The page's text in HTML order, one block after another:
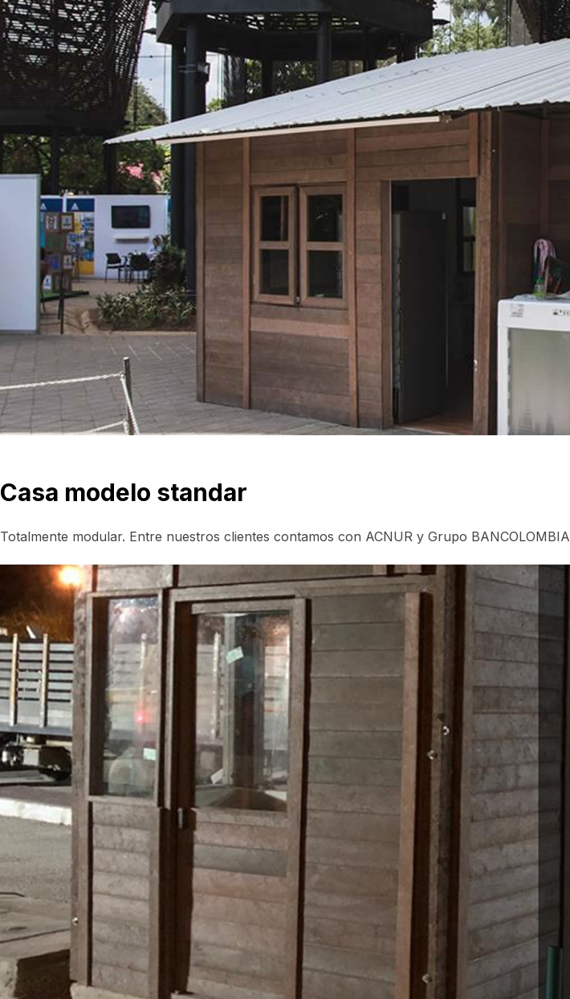
Casa modelo standar
Totalmente modular. Entre nuestros clientes contamos con ACNUR y Grupo BANCOLOMBIA